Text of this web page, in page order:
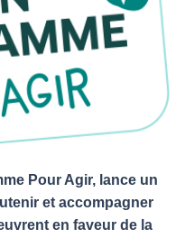
Pour Agir, lance un
et accompagner
en faveur de la